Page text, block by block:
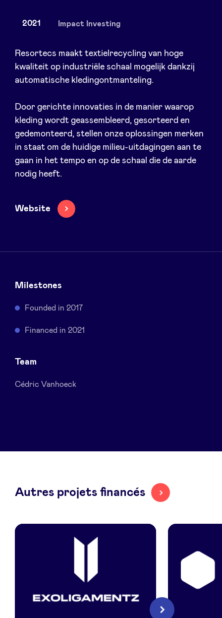
Actualités
Avantages
BeAngels Academy
BeAngels Luxembourg
NXT Brussels - Groupe d'investissement
Pooling Services
Health Expert Circle
2021 Impact Investing
Resortecs maakt textielrecycling van hoge
kwaliteit op industriële schaal mogelijk dankzij
automatische kledingontmanteling.
Door gerichte innovaties in de manier waarop
kleding wordt geassembleerd, gesorteerd en
gedemonteerd, stellen onze oplossingen merken
in staat om de huidige milieu-uitdagingen aan te
gaan in het tempo en op de schaal die de aarde
nodig heeft.
Website
Milestones
Founded in 2017
Financed in 2021
Team
Cédric Vanhoeck
Autres projets financés
Suivant